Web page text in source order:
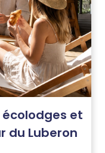
écolodges et
du Luberon